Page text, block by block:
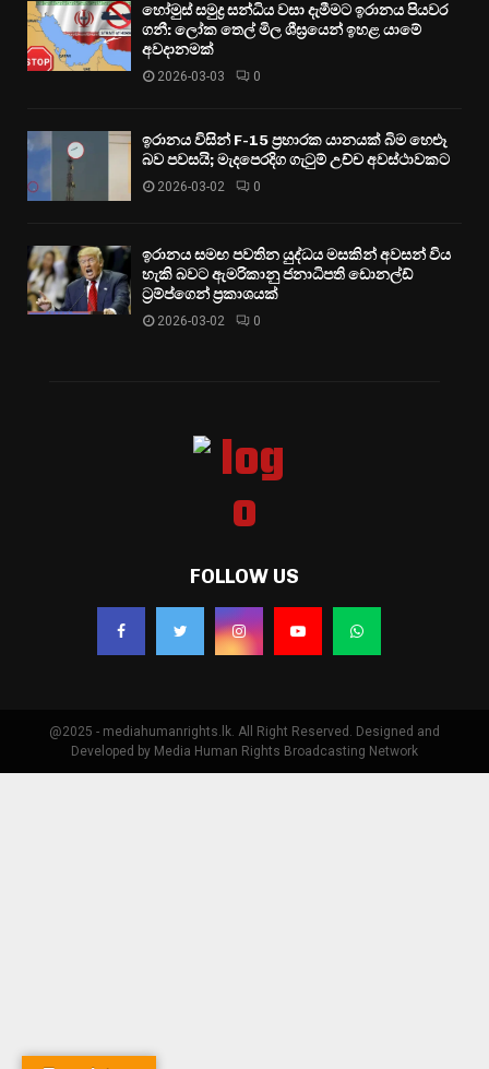
හෝමුස් සමුද්‍ර සන්ධිය වසා දැමීමට ඉරානය පියවර
ගනී: ලෝක තෙල් මිල ශීඝ්‍රයෙන් ඉහළ යාමේ
අවදානමක්
2026-03-03 0
ඉරානය විසින් F-15 ප්‍රහාරක යානයක් බිම හෙළූ
බව පවසයි; මැදපෙරදිග ගැටුම් උච්ච අවස්ථාවකට
2026-03-02 0
ඉරානය සමඟ පවතින යුද්ධය මසකින් අවසන් විය
හැකි බවට ඇමරිකානු ජනාධිපති ඩොනල්ඩ්
ට්‍රම්ප්ගෙන් ප්‍රකාශයක්
2026-03-02 0
FOLLOW US
@2025 - mediahumanrights.lk. All Right Reserved. Designed and
Developed by Media Human Rights Broadcasting Network